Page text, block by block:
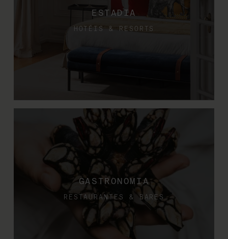
ESTADIA
HOTÉIS & RESORTS
GASTRONOMIA
RESTAURANTES & BARES